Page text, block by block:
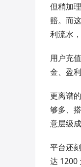
但稍加
赔。而
利流水
用户充
金、盈
更离谱
够多、
意层级
平台还
达 1200